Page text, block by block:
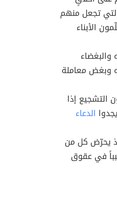
تجعل منهم
الأبناء
والبغضاء
وبغض معاملة
التشجيع إذا
الدعاء
يحرّض كل من
في عقوق